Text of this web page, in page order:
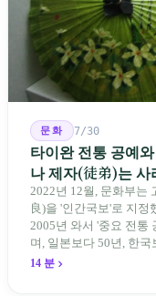
문화 7/30
타이완 전통 공예
나 제자(徒弟)는 사
2022년 12월, 문화부는
良)을 '인간국보'로 지정
2005년 와서 '중요 전통
며, 일본보다 50년, 한
자 제도는 이미 1970-80
14 분